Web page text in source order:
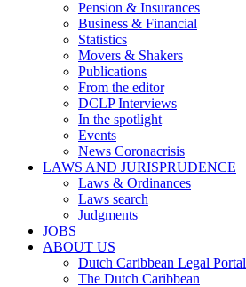
Pension & Insurances
Business & Financial
Statistics
Movers & Shakers
Publications
From the editor
DCLP Interviews
In the spotlight
Events
News Coronacrisis
LAWS AND JURISPRUDENCE
Laws & Ordinances
Laws search
Judgments
JOBS
ABOUT US
Dutch Caribbean Legal Portal
The Dutch Caribbean